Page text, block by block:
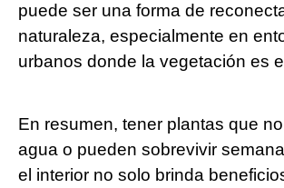
puede ser una forma de
naturaleza, especialmente en
urbanos donde la vegetación es
En resumen, tener plantas que
agua o pueden sobrevivir
el interior no solo brinda